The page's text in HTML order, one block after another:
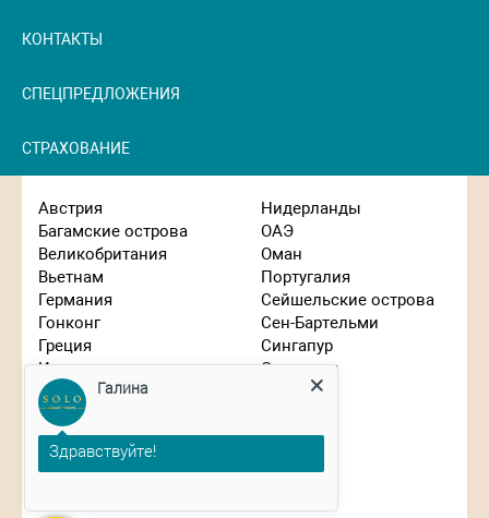
КОНТАКТЫ
СПЕЦПРЕДЛОЖЕНИЯ
СТРАХОВАНИЕ
Австрия
Багамские острова
Великобритания
Вьетнам
Германия
Гонконг
Греция
Израиль
Индонезия
Иордания
Испания
Италия
Китай
Нидерланды
ОАЭ
Оман
Португалия
Сейшельские острова
Сен-Бартельми
Сингапур
Словения
Танзания
Чехия
Галина
Здравствуйте!
Планируете путешествие?